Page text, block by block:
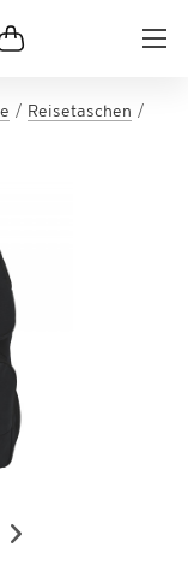
Reisetaschen